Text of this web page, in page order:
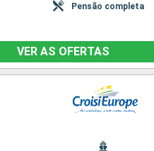
Pensão completa
VER AS OFERTAS